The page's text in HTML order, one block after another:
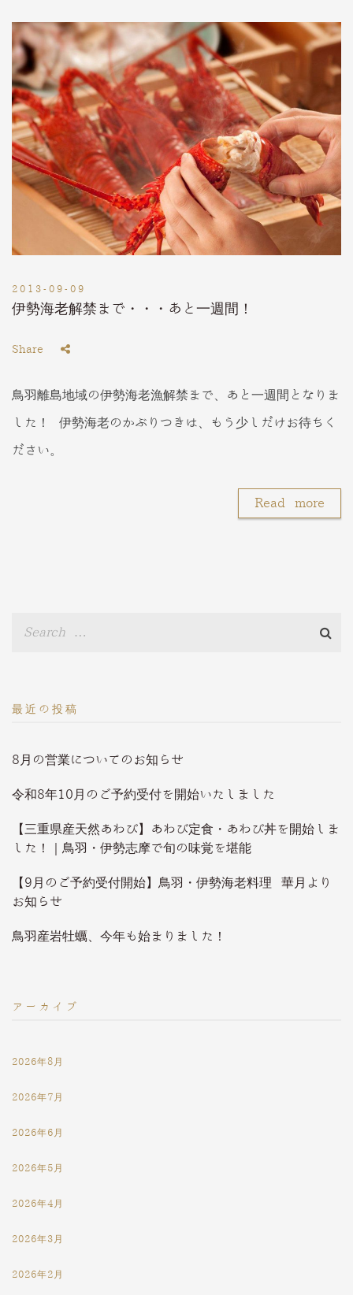
2013-09-09
伊勢海老解禁まで・・・あと一週間！
Share
鳥羽離島地域の伊勢海老漁解禁まで、あと一週間となりま
した！ 伊勢海老のかぶりつきは、もう少しだけお待ちく
ださい。
Read more
最近の投稿
8月の営業についてのお知らせ
令和8年10月のご予約受付を開始いたしました
【三重県産天然あわび】あわび定食・あわび丼を開始しま
した！｜鳥羽・伊勢志摩で旬の味覚を堪能
【9月のご予約受付開始】鳥羽・伊勢海老料理 華月より
お知らせ
鳥羽産岩牡蠣、今年も始まりました！
アーカイブ
2026年8月
2026年7月
2026年6月
2026年5月
2026年4月
2026年3月
2026年2月